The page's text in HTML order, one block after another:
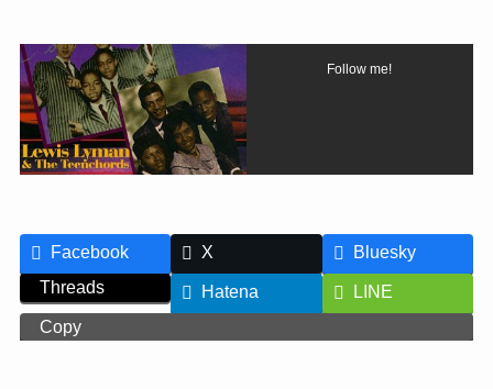
Follow me!
Facebook X
Bluesky
Threads
Hatena
LINE
Copy